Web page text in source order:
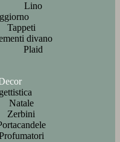
Lino
Tappeti
divano
Plaid
Natale
Zerbini